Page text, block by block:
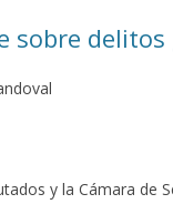
sobre
y la Cámara de